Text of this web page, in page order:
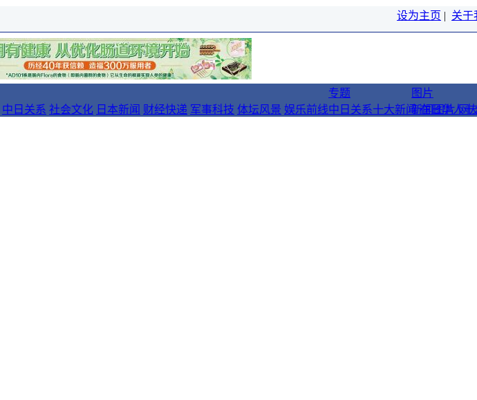
设为主页 | 关于
中日关系 社会文化 日本新闻 财经快递 军事科技 体坛风景 娱乐前线
专题
中日关系十大新闻 在日华人
图片
新闻图片 网